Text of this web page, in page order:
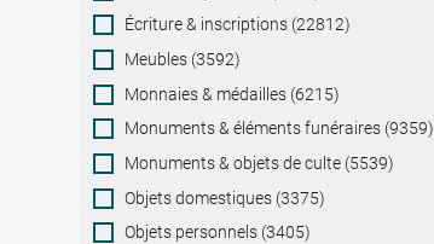
Écriture & inscriptions (22812)
Meubles (3592)
Monnaies & médailles (6215)
Monuments & éléments funéraires (9359)
Monuments & objets de culte (5539)
Objets domestiques (3375)
Objets personnels (3405)